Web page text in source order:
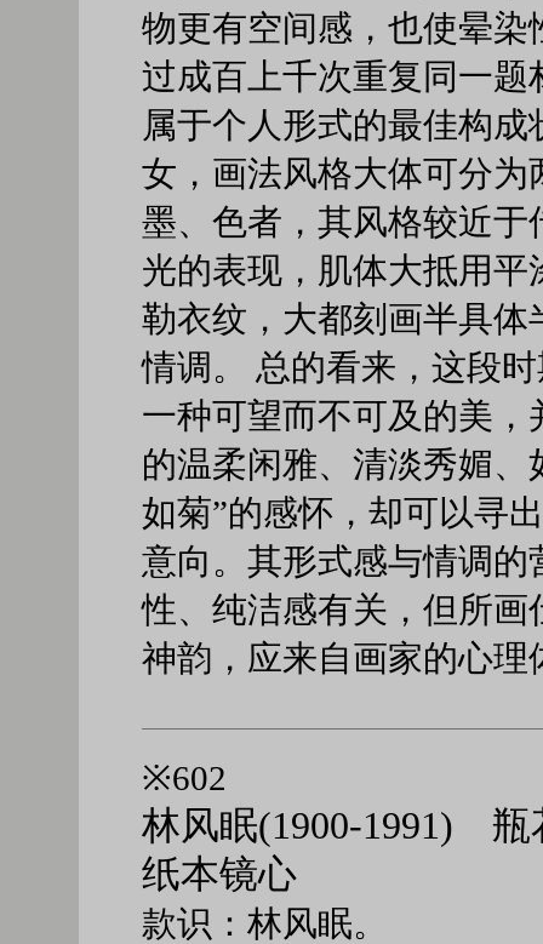
物更有空间感，也使晕
过成百上千次重复同一
属于个人形式的最佳构
女，画法风格大体可分
墨、色者，其风格较近
光的表现，肌体大抵用
勒衣纹，大都刻画半具
情调。 总的看来，这段
一种可望而不可及的美
的温柔闲雅、清淡秀媚
如菊”的感怀，却可以寻
意向。其形式感与情调
性、纯洁感有关，但所
神韵，应来自画家的心
※602
林风眠(1900-1991) 瓶
纸本镜心
款识：林风眠。